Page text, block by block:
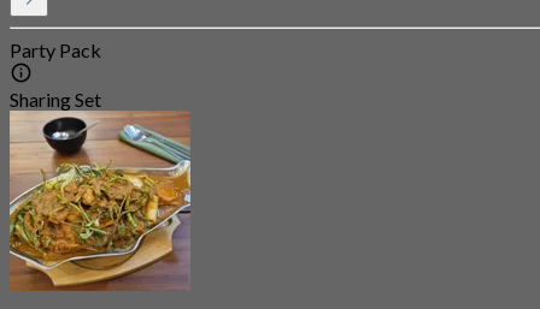
Party Pack
Sharing Set